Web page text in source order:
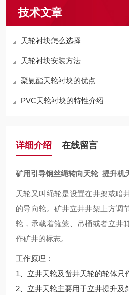
技术文章
天轮衬块怎么选择
天轮衬块安装方法
聚氨酯天轮衬块的优点
PVC天轮衬块的特性介绍
详细介绍 在线留言
矿用引导钢丝绳转向天轮 提升机
天轮又叫绳轮是设置在井架或暗
的导向轮。矿井立井井架上方调
轮，承载着罐笼、吊桶或者立井
作矿井的标志。
工作原理：
1、立井天轮及凿井天轮的轮体只
2、立井天轮主要用于立井提升及